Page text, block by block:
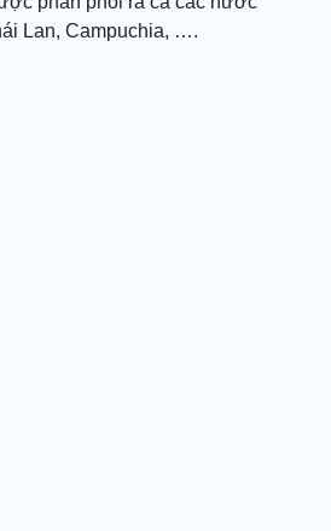
Lan, Campuchia, ….